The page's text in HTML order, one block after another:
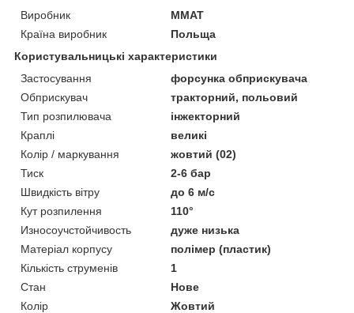
Виробник
MMAT
Країна виробник
Польща
Користувальницькі характеристики
Застосування
форсунка обприскувача
Обприскувач
тракторний, польовий
Тип розпилювача
інжекторний
Краплі
великі
Колір / маркування
жовтий (02)
Тиск
2-6 бар
Швидкість вітру
до 6 м/с
Кут розпилення
110°
Износоучстойчивость
дуже низька
Матеріал корпусу
полімер (пластик)
Кількість струменів
1
Стан
Нове
Колір
Жовтий